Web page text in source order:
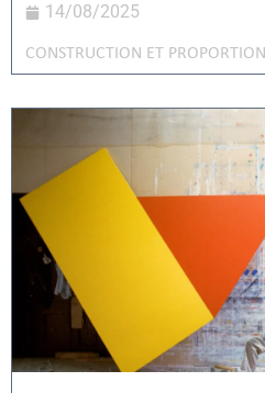
14/08/2025
CONSTRUCTION ET PROPORTION